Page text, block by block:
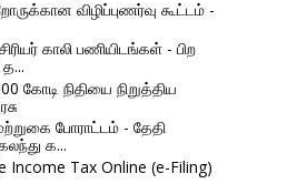
விழிப்புணர்வு கூட்டம் -
காலி பணியிடங்கள் - பிற
கோடி நிதியை நிறுத்திய
போராட்டம் - தேதி
க...
Income Tax Online (e-Filing)